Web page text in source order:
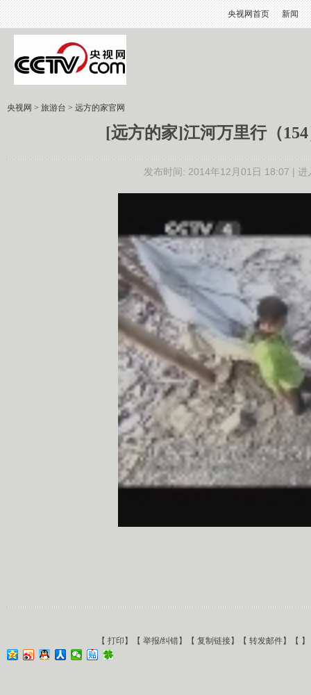
央视网首页 新闻
央视网 > 旅游台 > 远方的家官网
[远方的家]江河万里行（
发布时间: 2014年12月01日 18:07 | 进
【 打印 】【 举报/纠错】【 复制链接】【 转发邮件】【 】